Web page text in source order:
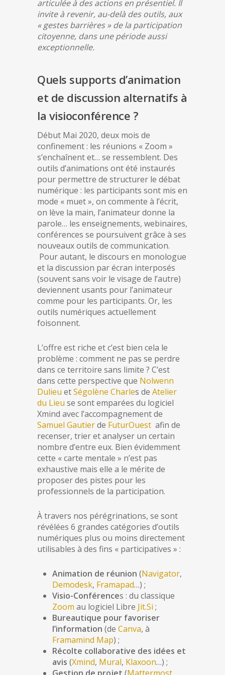
articulée à des actions en présentiel. Il
invite à revenir, au-delà des outils, aux
« gestes barrières » de la participation
citoyenne, dans une période aussi
exceptionnelle.
Quels supports d’animation
et de discussion alternatifs à
la visioconférence ?
Début Mai 2020, deux mois de
confinement : les réunions « Zoom »
s’enchaînent et… se ressemblent. Des
outils d’animations ont été instaurés
pour permettre de structurer le débat
numérique : les participants sont mis en
mode « muet », on commente à l’écrit,
on lève la main, l’animateur donne la
parole… les enseignements, webinaires,
conférences se poursuivent grâce à ses
nouveaux outils de communication.
Pour autant, le discours en monologue
et la discussion par écran interposés
(souvent sans voir le visage de l’autre)
deviennent usants pour l’animateur
comme pour les participants. Or, les
outils numériques actuellement
foisonnent.
L’offre est riche et c’est bien cela le
problème : comment ne pas se perdre
dans ce territoire sans limite ? C’est
dans cette perspective que Nolwenn
Dulieu etSégolène Charles de Atelier
du Lieu se sont emparées du logiciel
Xmind avec l’accompagnement de
Samuel Gautierde FuturOuest afin de
recenser, trier et analyser un certain
nombre d’entre eux. Bien évidemment
cette « carte mentale » n’est pas
exhaustive mais elle a le mérite de
proposer des pistes pour les
professionnels de la participation.
À travers nos pérégrinations, se sont
révélées 6 grandes catégories d’outils
numériques plus ou moins directement
utilisables à des fins « participatives » :
Animation de réunion (Navigator,
Demodesk, Framapad…) ;
Visio-Conférences : du classique
Zoom au logiciel Libre Jit.Si ;
Bureautique pour favoriser
l’information (de Canva, à
Framamind Map) ;
Récolte collaborative des idées et
avis (Xmind, Mural, Klaxoon…) ;